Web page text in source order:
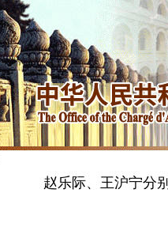
赵乐际、王沪宁分